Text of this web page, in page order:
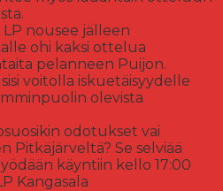
nousee jälleen
ohi kaksi ottelua
pelanneen Puijon.
voitolla iskuetäisyydelle
olevista
odotukset vai
Pitkäjärveltä? Se selviää
käyntiin kello 17:00
Kangasala